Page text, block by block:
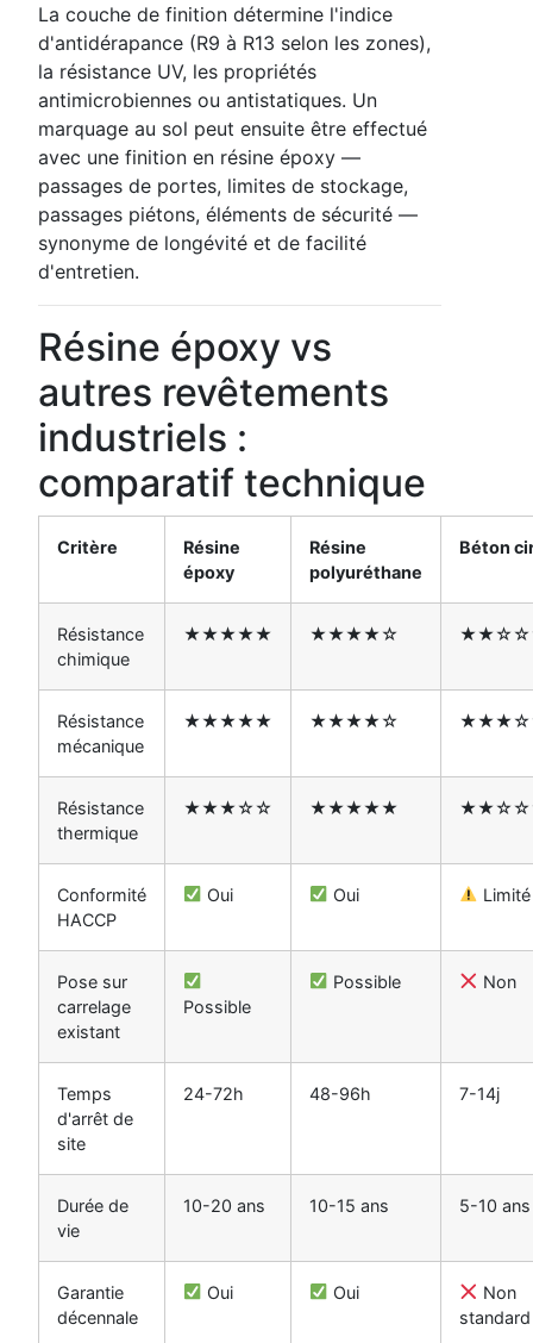
La couche de finition détermine l'indice
d'antidérapance (R9 à R13 selon les zones),
la résistance UV, les propriétés
antimicrobiennes ou antistatiques. Un
marquage au sol peut ensuite être effectué
avec une finition en résine époxy —
passages de portes, limites de stockage,
passages piétons, éléments de sécurité —
synonyme de longévité et de facilité
d'entretien.
Résine époxy vs
autres revêtements
industriels :
comparatif technique
Critère
Résine
époxy
Résine
polyuréthane
Béton
Résistance
chimique
★★★★★ ★★★★☆
Résistance
mécanique
★★★★★ ★★★★☆
Résistance
thermique
★★★☆☆ ★★★★★
Conformité
HACCP
Oui Oui Limité
Pose sur
carrelage
existant
Possible
Possible Non
Temps
d'arrêt de
site
24-72h 48-96h 7-14j
Durée de
vie
10-20 ans 10-15 ans 5-10 ans
Garantie
décennale
Oui Oui
Non
standard